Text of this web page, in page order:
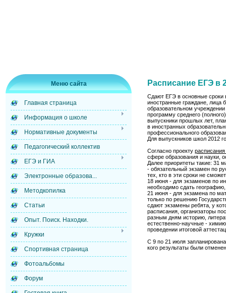
Меню сайта
Главная страница
Информация о школе
Нормативные документы
Педагогический коллектив
ЕГЭ и ГИА
Электронные образова...
Методкопилка
Статьи
Опыт. Поиск. Находки.
Кружки
Спортивная страница
Фотоальбомы
Форум
Расписание ЕГЭ в
Сдают ЕГЭ в основные сроки
иностранные граждане, лица
образовательном
программу среднего
выпускники прошлых лет,
в иностранных
профессионального
Для выпускников школ 2012
Согласно проекту
сфере образования и науки,
Далее приоритеты такие: 31
- обязательный экзамен по
тех, кто в эти сроки не
18 июня - для экзаменов по
необходимо сдать
21 июня - для экзамена по
только по решению
сдают экзамены ребята, у
расписания, организаторы
разным дням историю,
естественно-научные -
проведении итоговой
С 9 по 21 июля
кого результаты были